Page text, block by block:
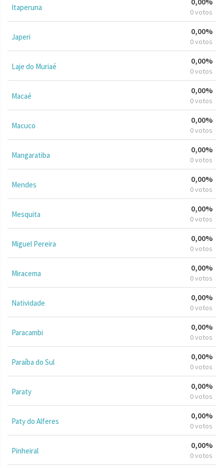
Itaperuna 0 votos
Japeri
0,00%
0 votos
Laje do Muriaé
0,00%
0 votos
Macaé
0,00%
0 votos
Macuco
0,00%
0 votos
Mangaratiba
0,00%
0 votos
Mendes
0,00%
0 votos
Mesquita
0,00%
0 votos
Miguel Pereira
0,00%
0 votos
Miracema
0,00%
0 votos
Natividade
0,00%
0 votos
Paracambi
0,00%
0 votos
Paraíba do Sul
0,00%
0 votos
Paraty
0,00%
0 votos
Paty do Alferes
0,00%
0 votos
Pinheiral
0,00%
0 votos